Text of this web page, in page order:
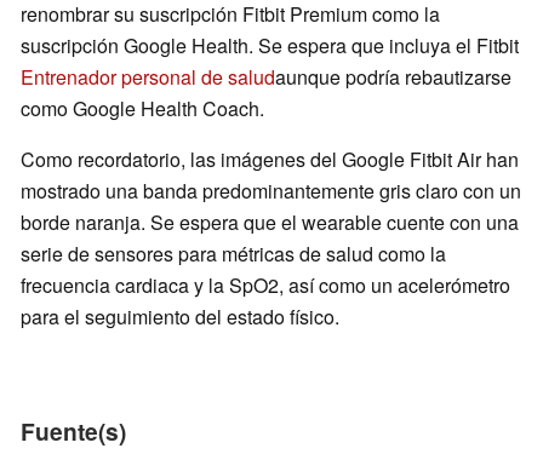
renombrar su suscripción Fitbit Premium como la
suscripción Google Health. Se espera que incluya el Fitbit
Entrenador personal de saludaunque podría rebautizarse
como Google Health Coach.
Como recordatorio, las imágenes del Google Fitbit Air han
mostrado una banda predominantemente gris claro con un
borde naranja. Se espera que el wearable cuente con una
serie de sensores para métricas de salud como la
frecuencia cardiaca y la SpO2, así como un acelerómetro
para el seguimiento del estado físico.
Fuente(s)